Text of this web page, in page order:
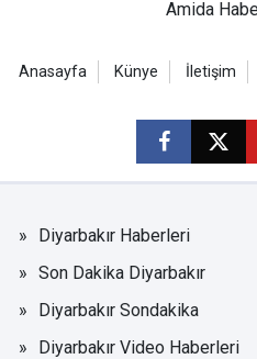
Amida
Anasayfa Künye İletişim
Diyarbakır Haberleri
Son Dakika Diyarbakır
Diyarbakır Sondakika
Diyarbakır Video Haberleri